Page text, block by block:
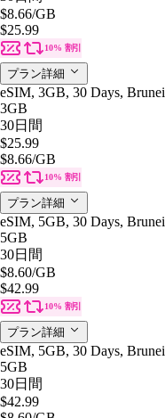
$8.66/GB
$25.99
10% 割引
プラン詳細
eSIM, 3GB, 30 Days, Brunei
3GB
30日間
$25.99
$8.66/GB
10% 割引
プラン詳細
eSIM, 5GB, 30 Days, Brunei
5GB
30日間
$8.60/GB
$42.99
10% 割引
プラン詳細
eSIM, 5GB, 30 Days, Brunei
5GB
30日間
$42.99